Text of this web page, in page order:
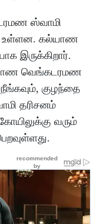
ஸ்வாமி
உள்ளன. கல்யாண
இருக்கிறார்.
வெங்கடரமண
குழந்தை
தரிசனம்
வரும்